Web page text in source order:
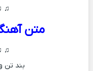
♫
متن
♫
بند تن